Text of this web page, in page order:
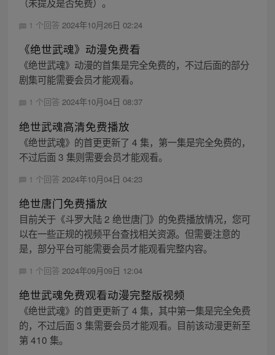
1 个回答 2024年10月26日 02:24
《绝世武魂》动漫免费看
《绝世武魂》动漫的首集是完全免费的，不过后面的部分
剧集可能需要会员才能观看。
1 个回答 2024年10月04日 08:37
绝世武魂高清免费播放
《绝世武魂》的首更更新了 4 集，第一集是完全免费的，
不过后面 3 集则需要会员才能观看。
1 个回答 2024年10月04日 04:23
绝世唐门免费播放
目前关于《斗罗大陆 2 绝世唐门》的免费播放情况，您可
以在一些正规的视频平台查找相关资源。但需要注意的
是，部分平台可能需要会员才能观看完整内容。
1 个回答 2024年09月09日 12:04
绝世武魂免费观看动漫完整版视频
《绝世武魂》的首更更新了 4 集，其中第一集是完全免费
的，不过后面 3 集需要会员才能观看。目前该动漫更新至
第 410 集。